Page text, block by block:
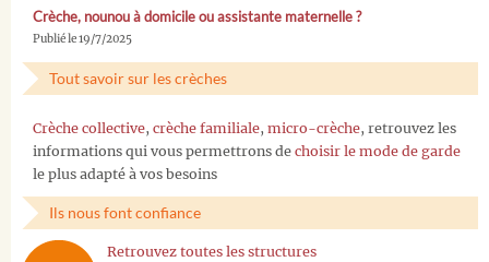
Crèche, nounou à domicile ou assistante maternelle ?
Publié le 19/7/2025
Tout savoir sur les crèches
Crèche collective, crèche familiale, micro-crèche, retrouvez les
informations qui vous permettrons de choisir le mode de garde
le plus adapté à vos besoins
Ils nous font confiance
Retrouvez toutes les structures